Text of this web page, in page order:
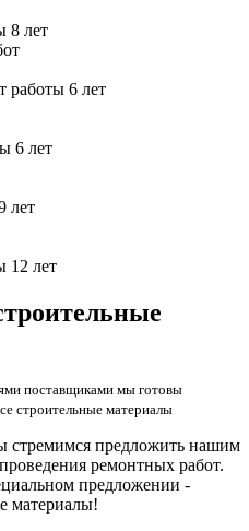
8 лет
работы 6 лет
6 лет
лет
12 лет
поставщиками мы готовы
строительные материалы
стремимся предложить нашим
ремонтных работ.
предложении -
материалы!